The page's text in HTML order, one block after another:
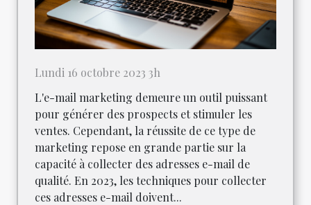
Lundi 16 octobre 2023 3h
L'e-mail marketing demeure un outil puissant
pour générer des prospects et stimuler les
ventes. Cependant, la réussite de ce type de
marketing repose en grande partie sur la
capacité à collecter des adresses e-mail de
qualité. En 2023, les techniques pour collecter
ces adresses e-mail doivent...